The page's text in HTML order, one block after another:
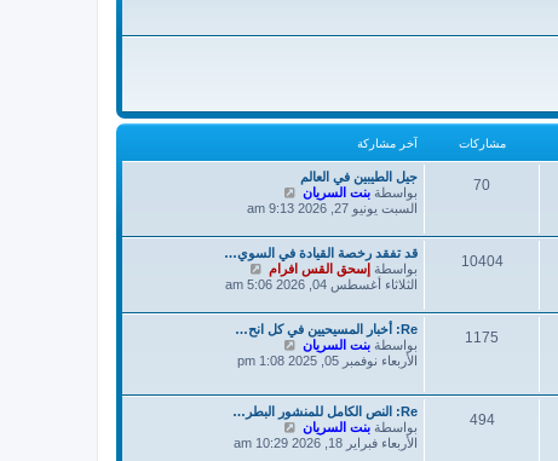
مشاركات آخر مشاركة
70
جيل الطيبين في العالم
بواسطة بنت السريان
ا
د
آ
خ
ر
ش
ا
ك
السبت يونيو 27, 2026 9:13 am
10404
قد تفقد رخصة القيادة في السوي…
بواسطة إسحق القس افرام
ا
د
آ
ر
ش
ر
ك
الثلاثاء أغسطس 04, 2026 5:06 am
1175
Re: أخبار المسيحيين في كل انح…
بواسطة بنت السريان
ا
خ
ر
الأربعاء نوفمبر 05, 2025 1:08 pm
494
Re: النص الكامل للمنشور البطر…
بواسطة بنت السريان
ا
الأربعاء فبراير 18, 2026 10:29 am